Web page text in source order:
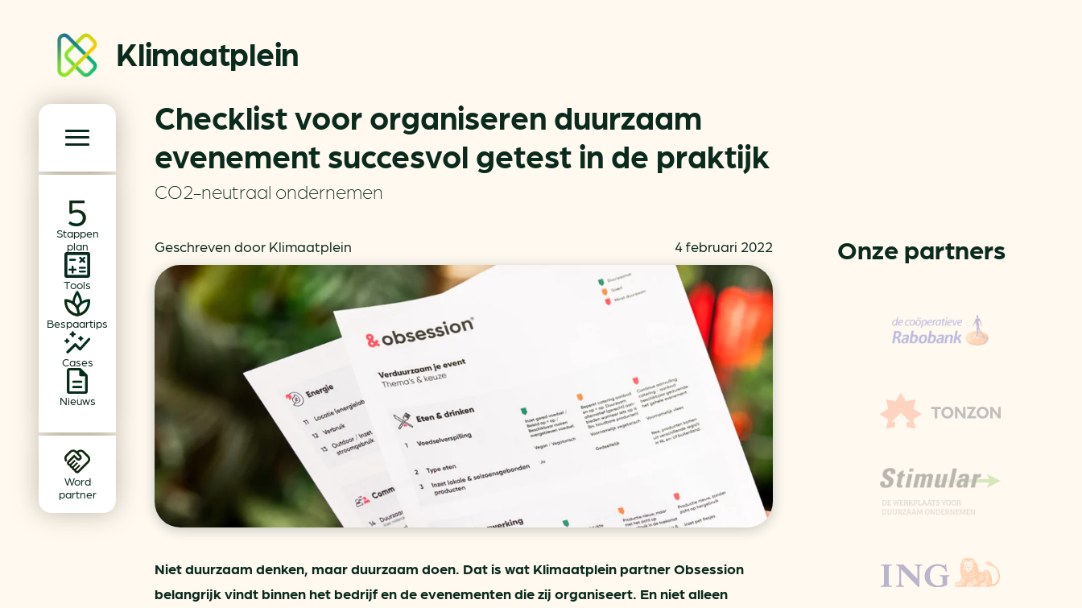
Klimaatplein
Stappen
plan
Tools
Bespaartips
Cases
Nieuws
Word
partner
Hoofd­navigatie
Partners
Word partner
Contact
Events
Nieuwsbrief
Dossiers
Achtergrond klimaatverandering
Beprijzing van CO2
Ondernemen zonder aardgas
Verduurzamen bedrijventerrein
Klimaattransitie op wijkniveau
Besparen
In je gebouw
In de bedrijfsvoering
MKB energie bespaarcheck
Terugverdien­tijden
Subsidiewijzer voor ondernemers
Voorkomen van klimaatschade
Autobrandstof besparen
Verlichtingscan
Wegwijzers energie besparen
Hergebruiken of recyclen van bijproducten
info@klimaatplein.nl (073) 822 74 86
Checklist voor organiseren duurzaam
evenement succesvol getest in de praktijk
CO2-neutraal ondernemen
Geschreven door Klimaatplein 4 februari 2022
Niet duurzaam denken, maar duurzaam doen. Dat is wat Klimaatplein partner Obsession
belangrijk vindt binnen het bedrijf en de evenementen die zij organiseert. En niet alleen
Onze partners